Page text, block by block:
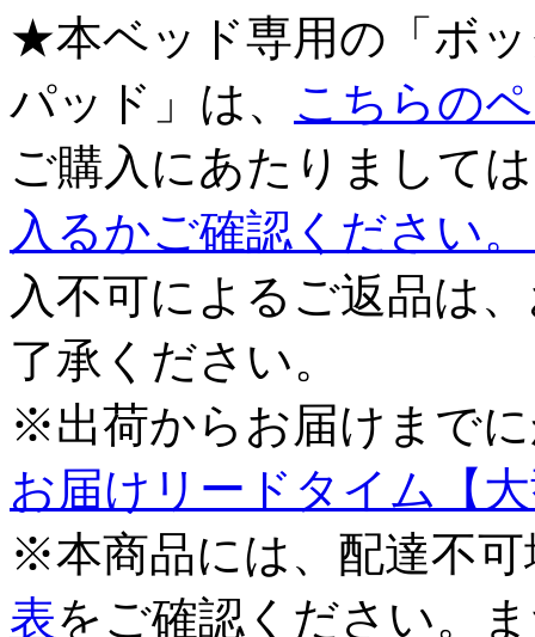
★本ベッド専用の「ボ
パッド」は、 こちらの
ご購入にあたりまして
入るかご確認ください
入不可によるご返品は
了承ください。
※出荷からお届けまで
お届けリードタイム【
※本商品には、配達不
表をご確認ください。